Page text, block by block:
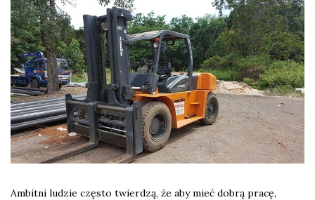
Ambitni ludzie często twierdzą, że aby mieć dobrą pracę,